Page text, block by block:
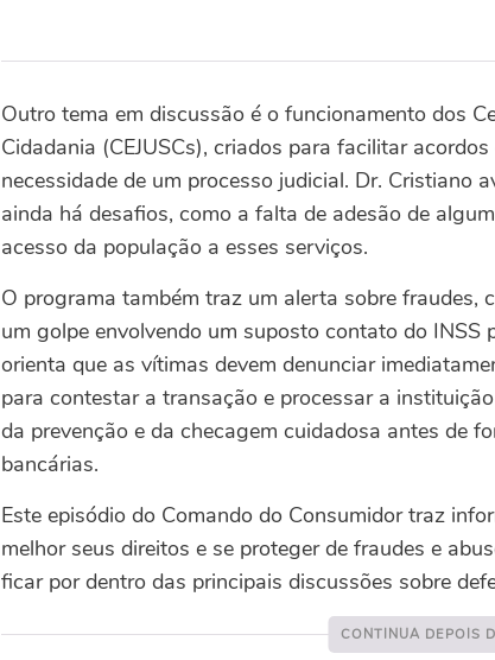
Outro tema em discussão é o funcionamento dos
Cidadania (CEJUSCs), criados para facilitar
necessidade de um processo judicial. Dr. Cristiano
ainda há desafios, como a falta de adesão de
acesso da população a esses serviços.
O programa também traz um alerta sobre fraudes,
um golpe envolvendo um suposto contato do
orienta que as vítimas devem denunciar
para contestar a transação e processar a
da prevenção e da checagem cuidadosa antes de
bancárias.
Este episódio do Comando do Consumidor traz
melhor seus direitos e se proteger de fraudes e
ficar por dentro das principais discussões sobre